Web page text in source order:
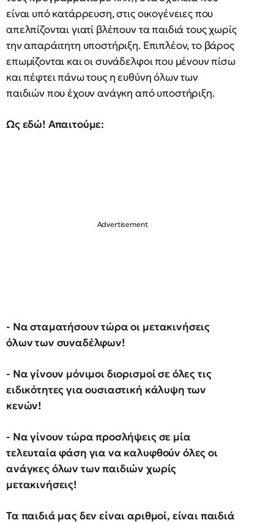
είναι υπό κατάρρευση, στις οικογένειες που
απελπίζονται γιατί βλέπουν τα παιδιά τους χωρίς
την απαράιτητη υποστήριξη. Επιπλέον, το βάρος
επωμίζονται και οι συνάδελφοι που μένουν πίσω
και πέφτει πάνω τους η ευθύνη όλων των
παιδιών που έχουν ανάγκη από υποστήριξη.
Ως εδώ! Απαιτούμε:
- Να σταματήσουν τώρα οι μετακινήσεις
όλων των συναδέλφων!
- Να γίνουν μόνιμοι διορισμοί σε όλες τις
ειδικότητες για ουσιαστική κάλυψη των
κενών!
- Να γίνουν τώρα προσλήψεις σε μία
τελευταία φάση για να καλυφθούν όλες οι
ανάγκες όλων των παιδιών χωρίς
μετακινήσεις!
Τα παιδιά μας δεν είναι αριθμοί, είναι παιδιά